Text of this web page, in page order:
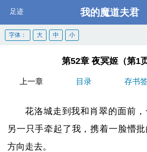
足迹 我的魔道夫君
字体： 大 中 小
第52章 夜冥姬（第1页
上一章 目录 存书
花洛城走到我和肖翠的面前，
另一只手牵起了我，携着一脸懵
方向走去。